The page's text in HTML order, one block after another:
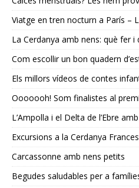
Viatge en tren nocturn a París –
La Cerdanya amb nens: què fer
Com escollir un bon quadern
Els millors vídeos de contes
Ooooooh! Som finalistes al
L’Ampolla i el Delta de l’Ebre
Excursions a la Cerdanya
Carcassonne amb nens petits
Begudes saludables per a